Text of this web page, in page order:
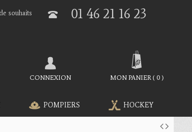
01 46 21 16 23
souhaits
MON PANIER( 0 )
CONNEXION
POMPIERS HOCKEY